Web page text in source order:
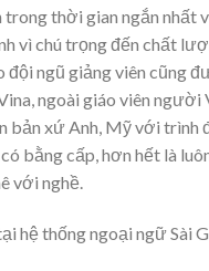
trong thời gian ngắn nhất
vì chú trọng đến chất
đội ngũ giảng viên cũng
ngoài giáo viên người
bản xứ Anh, Mỹ với trình
bằng cấp, hơn hết là
với nghề.
hệ thống ngoại ngữ Sài